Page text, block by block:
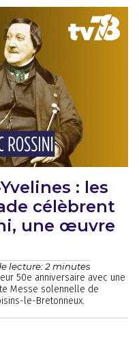
: les
célèbrent
une œuvre
lecture: 2 minutes
50e anniversaire avec une
Messe solennelle de
le-Bretonneux.